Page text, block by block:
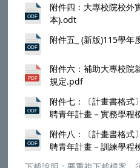
附件四：大專校院校外
本).odt
附件五_ (新版)115學年
附件六：補助大專校院
規定.pdf
附件七：〔計畫書格式
聘青年計畫－實務學程
附件八：〔計畫書格式
聘青年計畫－訓練學程